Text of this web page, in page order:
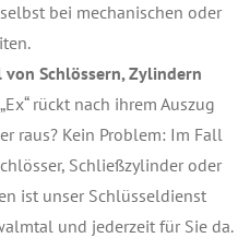
bei mechanischen oder
Schlössern, Zylindern
rückt nach ihrem Auszug
raus? Kein Problem: Im Fall
Schließzylinder oder
ist unser Schlüsseldienst
und jederzeit für Sie da.